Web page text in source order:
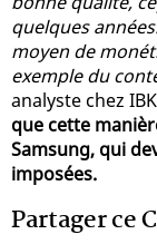
quelques
moyen de
exemple du
analyste chez
que cette
Samsung, qui
imposées.
Partager ce